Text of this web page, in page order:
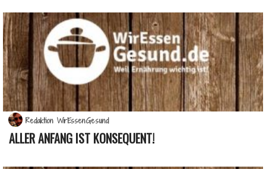
ALLER ANFANG IST KONSEQUENT!
Redaktion WirEssenGesund